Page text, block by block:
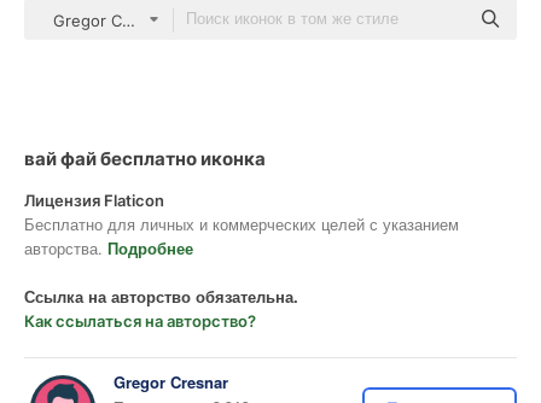
Gregor Colors Solid
вай фай бесплатно иконка
Лицензия Flaticon
Бесплатно для личных и коммерческих целей с указанием
авторства. Подробнее
Ссылка на авторство обязательна.
Как ссылаться на авторство?
Gregor Cresnar